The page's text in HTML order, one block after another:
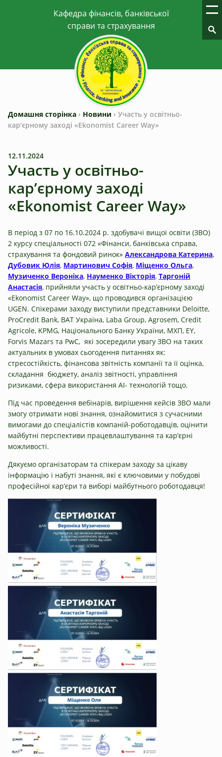
Домашня сторінка › Новини › Участь у освітньо-
кар’єрному заході «Ekonomist Career Way»
12.11.2024
Участь у освітньо-
кар’єрному заході
«Ekonomist Career Way»
В період з 07 по 16.10.2024 р. здобувачі вищої освіти (ЗВО)
2 курсу спеціальності 072 «Фінанси, банківська справа,
страхування та фондовий ринок» Александрова Катерина,
Дубовик Юлія, Мартинович Софія, Міщенко Ольга,
Музиченко Вероніка, Науменко Вікторія, Таргоній
Анастасія, прийняли участь у освітньо-кар’єрному заході
«Ekonomist Career Way», що проводився організацією
UGEN. Спікерами заходу виступили представники Deloitte,
ProCredit Bank, BAT Україна, Laba Group, Agrosem, Credit
Agricole, KPMG, Національного Банку України, МХП, EY,
Forvis Mazars та PwC, які зосередили увагу ЗВО на таких
актуальних в умовах сьогодення питаннях як:
стресостійкість, фінансова звітність компанії та її оцінка,
складання бюджету, аналіз звітності, управління
ризиками, сфера використання АІ- технологій тощо.
Під час проведення вебінарів, вирішення кейсів ЗВО мали
змогу отримати нові знання, ознайомитися з сучасними
вимогами до спеціалістів компаній-роботодавців, оцінити
майбутні перспективи працевлаштування та кар’єрні
можливості.
Дякуємо організаторам та спікерам заходу за цікаву
інформацію і набуті знання, які є ключовими у побудові
професійної кар’єри та виборі майбутнього роботодавця!